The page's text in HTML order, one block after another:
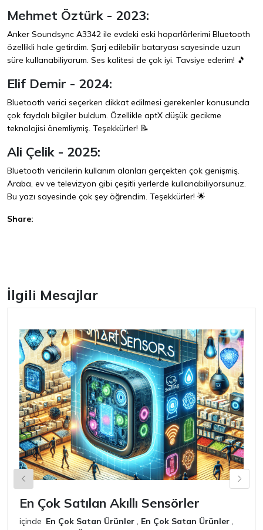
Mehmet Öztürk - 2023:
Anker Soundsync A3342 ile evdeki eski hoparlörlerimi Bluetooth
özellikli hale getirdim. Şarj edilebilir bataryası sayesinde uzun
süre kullanabiliyorum. Ses kalitesi de çok iyi. Tavsiye ederim! 🎵
Elif Demir - 2024:
Bluetooth verici seçerken dikkat edilmesi gerekenler konusunda
çok faydalı bilgiler buldum. Özellikle aptX düşük gecikme
teknolojisi önemliymiş. Teşekkürler! 📝
Ali Çelik - 2025:
Bluetooth vericilerin kullanım alanları gerçekten çok genişmiş.
Araba, ev ve televizyon gibi çeşitli yerlerde kullanabiliyorsunuz.
Bu yazı sayesinde çok şey öğrendim. Teşekkürler! 🌟
Share:
İlgili Mesajlar
En Çok Satılan Akıllı Sensörler
içinde En Çok Satan Ürünler , En Çok Satan Ürünler ,